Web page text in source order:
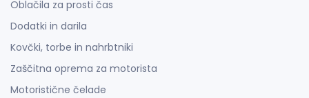
Oblačila za prosti čas
Dodatki in darila
Kovčki, torbe in nahrbtniki
Zaščitna oprema za motorista
Motoristične čelade